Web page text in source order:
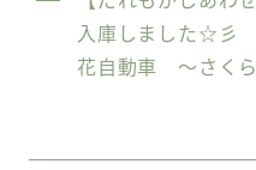
入庫しました☆
花自動車 〜さく